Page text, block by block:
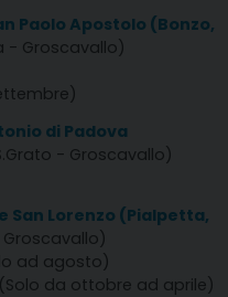
Paolo Apostolo (Bonzo,
- Groscavallo)
di Padova
- Groscavallo)
San Lorenzo (Pialpetta,
Groscavallo)
ad agosto)
da ottobre ad aprile)